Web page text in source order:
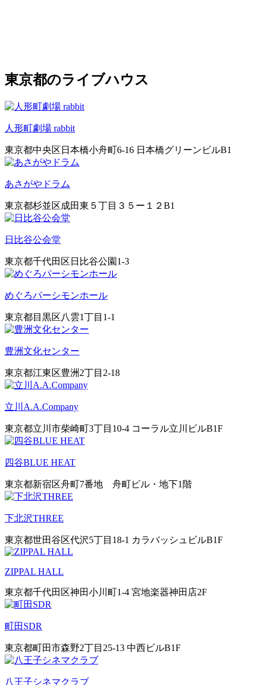
東京都のライブハウス
人形町劇場 rabbit
東京都中央区日本橋小舟町6-16 日本橋グリーンビルB1
あさがやドラム
東京都杉並区成田東５丁目３５ー１２B1
日比谷公会堂
東京都千代田区日比谷公園1‐3
めぐろパーシモンホール
東京都目黒区八雲1丁目1-1
豊洲文化センター
東京都江東区豊洲2丁目2-18
立川A.A.Company
東京都立川市柴崎町3丁目10-4 コーラル立川ビルB1F
四谷BLUE HEAT
東京都新宿区舟町7番地 舟町ビル・地下1階
下北沢THREE
東京都世田谷区代沢5丁目18-1 カラバッシュビルB1F
ZIPPAL HALL
東京都千代田区神田小川町1-4 宮地楽器神田店2F
町田SDR
東京都町田市森野2丁目25-13 中西ビルB1F
八王子シネマクラブ